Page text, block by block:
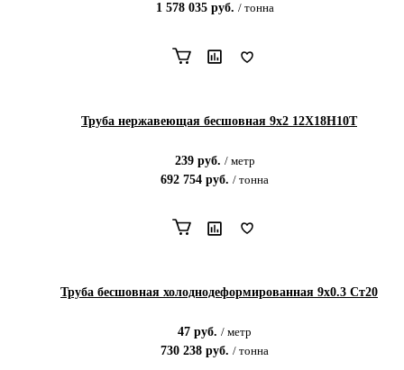
1 578 035руб. / тонна
Труба нержавеющая бесшовная 9х2 12Х18Н10Т
239руб. / метр
692 754 руб. / тонна
Труба бесшовная холоднодеформированная 9х0.3 Ст20
47 руб. / метр
730 238 руб. / тонна